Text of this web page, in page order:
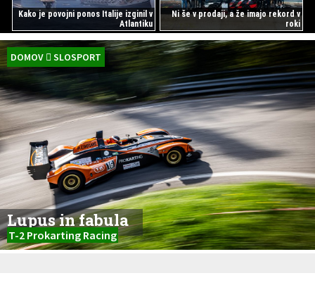
Kako je povojni ponos Italije izginil v
Atlantiku
Ni še v prodaji, a že imajo rekord v
roki
DOMOV SLOSPORT
Lupus in fabula
T-2 Prokarting Racing